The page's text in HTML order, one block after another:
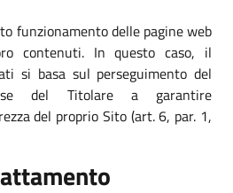
funzionamento delle pagine web
contenuti. In questo caso, il
si basa sul perseguimento del
del Titolare a garantire
del proprio Sito (art. 6, par. 1,